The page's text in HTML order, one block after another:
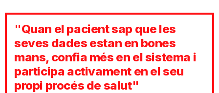
"Quan el pacient sap que les
seves dades estan en bones
mans, confia més en el sistema i
participa activament en el seu
propi procés de salut"